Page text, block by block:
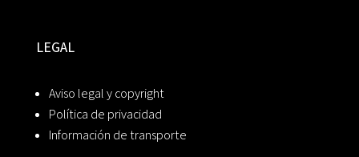
LEGAL
Aviso legal y copyright
Política de privacidad
Información de transporte